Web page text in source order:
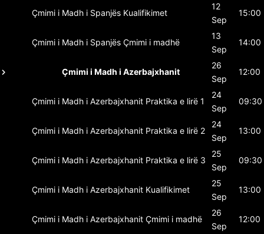
Çmimi i Madh i Spanjës Kualifikimet
12
Sep
15:00
Çmimi i Madh i Spanjës Çmimi i madhë
13
Sep
14:00
Çmimi i Madh i Azerbajxhanit
26
Sep
12:00
Çmimi i Madh i Azerbajxhanit Praktika e lirë 1
24
Sep
09:30
Çmimi i Madh i Azerbajxhanit Praktika e lirë 2
24
Sep
13:00
Çmimi i Madh i Azerbajxhanit Praktika e lirë 3
25
Sep
09:30
Çmimi i Madh i Azerbajxhanit Kualifikimet
25
Sep
13:00
Çmimi i Madh i Azerbajxhanit Çmimi i madhë
26
Sep
12:00